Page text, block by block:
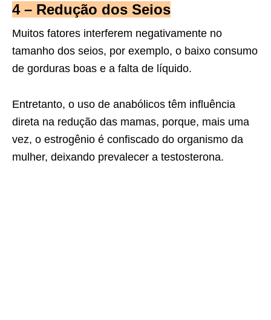
4 – Redução dos Seios
Muitos fatores interferem negativamente no
tamanho dos seios, por exemplo, o baixo consumo
de gorduras boas e a falta de líquido.
Entretanto, o uso de anabólicos têm influência
direta na redução das mamas, porque, mais uma
vez, o estrogênio é confiscado do organismo da
mulher, deixando prevalecer a testosterona.